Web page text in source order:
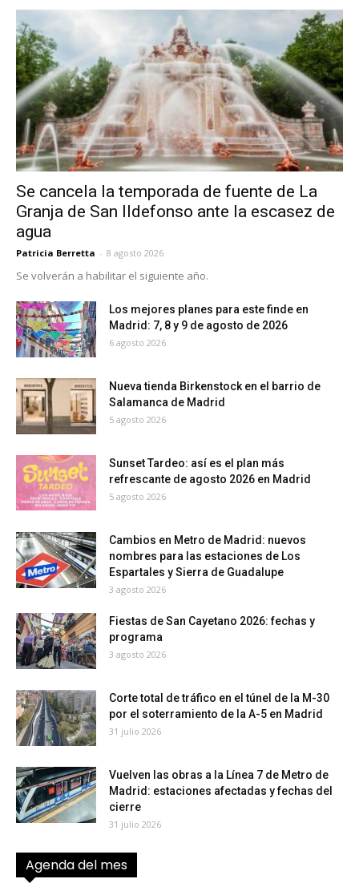
Se cancela la temporada de fuente de La
Granja de San Ildefonso ante la escasez de
agua
Patricia Berretta - 8 agosto 2026
Se volverán a habilitar el siguiente año.
Los mejores planes para este finde en
Madrid: 7, 8 y 9 de agosto de 2026
6 agosto 2026
Nueva tienda Birkenstock en el barrio de
Salamanca de Madrid
5 agosto 2026
Sunset Tardeo: así es el plan más
refrescante de agosto 2026 en Madrid
5 agosto 2026
Cambios en Metro de Madrid: nuevos
nombres para las estaciones de Los
Espartales y Sierra de Guadalupe
3 agosto 2026
Fiestas de San Cayetano 2026: fechas y
programa
3 agosto 2026
Corte total de tráfico en el túnel de la M-30
por el soterramiento de la A-5 en Madrid
31 julio 2026
Vuelven las obras a la Línea 7 de Metro de
Madrid: estaciones afectadas y fechas del
cierre
31 julio 2026
Agenda del mes